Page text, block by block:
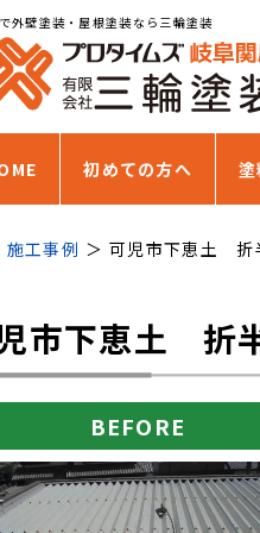
外壁塗装・屋根塗装なら三輪塗装
初めての方へ
施工事例 可児市下恵土 折
市下恵土 折
BEFORE